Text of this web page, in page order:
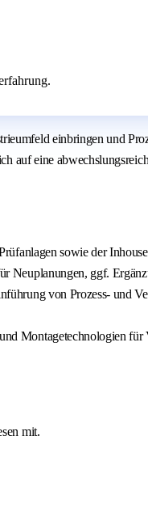
einbringen und
auf eine
sowie der
Neuplanungen, ggf.
von Prozess- und
Montagetechnologien für
mit.